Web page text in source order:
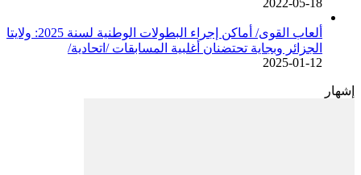
ألعاب القوى/ أماكن إجراء البطولات الوطنية لسنة 2025: ولايتا
الجزائر وبجاية تحتضنان أغلبية المسابقات /اتحادية/
2025-01-12
إشهار